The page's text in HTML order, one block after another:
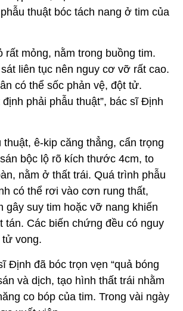
thuật bóc tách nang ở tim của
rất mỏng, nằm trong buồng tim.
liên tục nên nguy cơ vỡ rất cao.
có thể sốc phản vệ, đột tử.
phải phẫu thuật”, bác sĩ Định
ê-kip căng thẳng, cẩn trọng
bộc lộ rõ kích thước 4cm, to
nằm ở thất trái. Quá trình phẫu
có thể rơi vào cơn rung thất,
gây suy tim hoặc vỡ nang khiến
tán. Các biến chứng đều có nguy
vong.
Định đã bóc trọn vẹn “quả bóng
và dịch, tạo hình thất trái nhằm
co bóp của tim. Trong vài ngày